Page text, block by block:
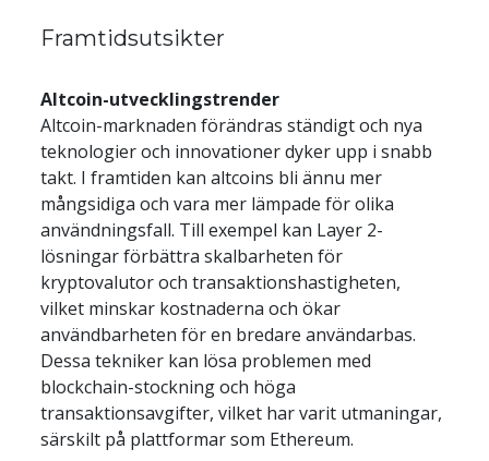
Framtidsutsikter
Altcoin-utvecklingstrender
Altcoin-marknaden förändras ständigt och nya
teknologier och innovationer dyker upp i snabb
takt. I framtiden kan altcoins bli ännu mer
mångsidiga och vara mer lämpade för olika
användningsfall. Till exempel kan Layer 2-
lösningar förbättra skalbarheten för
kryptovalutor och transaktionshastigheten,
vilket minskar kostnaderna och ökar
användbarheten för en bredare användarbas.
Dessa tekniker kan lösa problemen med
blockchain-stockning och höga
transaktionsavgifter, vilket har varit utmaningar,
särskilt på plattformar som Ethereum.